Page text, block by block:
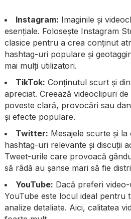
Instagram: Imaginile și
esențiale. Folosește Instagram
clasice pentru a crea conținut
hashtag-uri populare și
mai mulți utilizatori.
TikTok: Conținutul scurt și
apreciat. Creează videoclipuri
poveste clară, provocări sau
și efecte populare.
Twitter: Mesajele scurte și
hashtag-uri relevante și discuții
Tweet-urile care provoacă
să râdă au șanse mari să fie
YouTube: Dacă preferi
YouTube este locul ideal pentru
analize detaliate. Aici, calitatea